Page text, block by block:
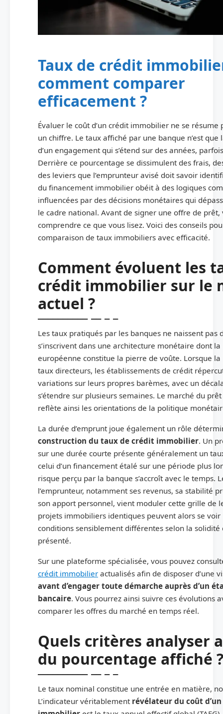
Taux de crédit
comment comparer
efficacement ?
Évaluer le coût d’un crédit immobilier ne se résume
un chiffre. Le taux affiché par une banque n’est que
d’un engagement qui s’étend sur des années,
Derrière ce pourcentage se dissimulent des frais,
des leviers que l’emprunteur avisé doit savoir
du financement immobilier obéit à des logiques
influencées par des décisions monétaires qui
le cadre national. Avant de signer une offre de prêt,
comprendre ce que vous lisez. Voici des conseils
comparaison de taux immobiliers avec efficacité.
Comment évoluent les
crédit immobilier sur le
actuel ?
Les taux pratiqués par les banques ne naissent pas
s’inscrivent dans une architecture monétaire dont
européenne constitue la pierre de voûte. Lorsque la
taux directeurs, les établissements de crédit
variations sur leurs propres barèmes, avec un
s’étendre sur plusieurs semaines. Le marché du
reflète ainsi les orientations de la politique
La durée d’emprunt joue également un rôle
construction du taux de crédit immobilier. Un
sur une durée courte présente généralement un
celui d’un financement étalé sur une période plus
risque perçu par la banque s’accroît avec le temps.
l’emprunteur, notamment ses revenus, sa stabilité
son apport personnel, vient moduler cette grille de
projets immobiliers identiques peuvent alors se voir
conditions sensiblement différentes selon la solidité
présenté.
Sur une plateforme spécialisée, vous pouvez
crédit immobilier actualisés afin de disposer d’une
avant d’engager toute démarche auprès d’un
bancaire. Vous pourrez ainsi suivre ces évolutions
comparer les offres du marché en temps réel.
Quels critères analyser
du pourcentage affiché ?
Le taux nominal constitue une entrée en matière,
L’indicateur véritablement révélateur du coût